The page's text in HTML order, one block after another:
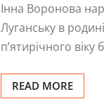
Інна Воронова
Луганську в
п’ятирічного віку
READ MORE